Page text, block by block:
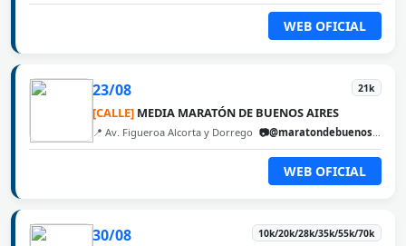
WEB OFICIAL
23/08 21k
[CALLE] MEDIA MARATÓN DE BUENOS AIRES
📍 Av. Figueroa Alcorta y Dorrego 📷@maratondebuenosaires
WEB OFICIAL
30/08 10k/20k/28k/35k/55k/70k